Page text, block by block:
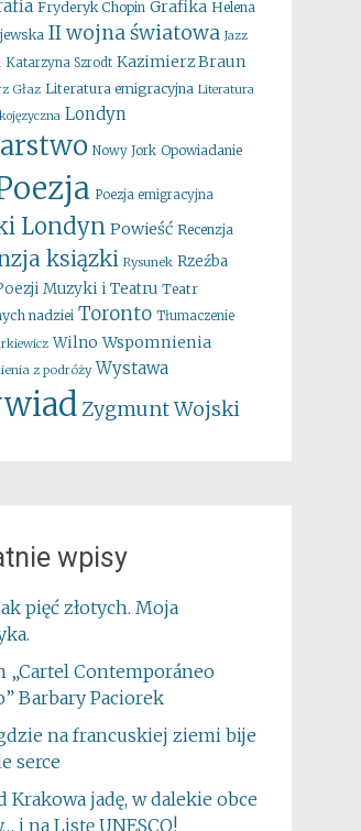
Fryderyk Chopin Grafika Helena
II wojna światowa Jazz
Katarzyna Szrodt Kazimierz Braun
Głaz Literatura emigracyjna Literatura
Londyn
Nowy Jork Opowiadanie
Poezja emigracyjna
Londyn Powieść Recenzja
ksiązki Rysunek Rzeźba
Muzyki i Teatru Teatr
nadziei Toronto Tłumaczenie
Wilno Wspomnienia
z podróży Wystawa
Zygmunt Wojski
wpisy
pięć złotych. Moja
„Cartel Contemporáneo
Barbary Paciorek
na francuskiej ziemi bije
serce
Krakowa jadę, w dalekie obce
i na Listę UNESCO!